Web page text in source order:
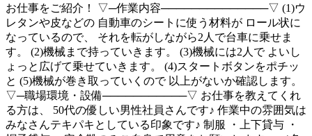
お仕事をご紹介！ ▽─作業内容──────────────▽ (1)ウ
レタンや皮などの 自動車のシートに使う材料が ロール状に
なっているので、 それを転がしながら2人で台車に乗せま
す。 (2)機械まで持っていきます。 (3)機械には2人で よいし
ょっと広げて乗せていきます。 (4)スタートボタンをポチッ
と (5)機械が巻き取っていくので 以上がないか確認します。
▽─職場環境・設備───────────▽ お仕事を教えてくれ
る方は、 50代の優しい男性社員さんです♪ 作業中の雰囲気は
みなさんテキパキとしている印象です♪ 制服 ・上下貸与 ・